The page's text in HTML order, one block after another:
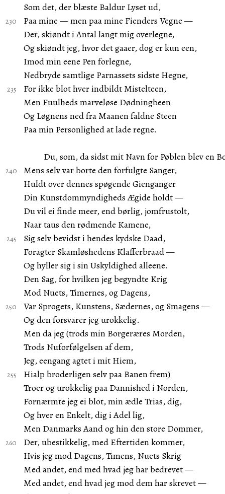
Som det, der blæste Baldur Lyset ud,
Paa mine — men paa mine Fienders Vegne —
Der, skiøndt i Antal langt mig overlegne,
Og skiøndt jeg, hvor det gaaer, dog er kun een,
Imod min eene Pen forlegne,
Nedbryde samtlige Parnassets sidste Hegne,
For ikke blot hver indbildt Mistelteen,
Men Fuulheds marveløse Dødningbeen
Og Løgnens ned fra Maanen faldne Steen
Paa min Personlighed at lade regne.
Du, som, da sidst mit Navn for Pøblen blev en
Mens selv var borte den forfulgte Sanger,
Huldt over dennes spøgende Gienganger
Din Kunstdommyndigheds Ægide holdt —
Du vil ei finde meer, end børlig, jomfrustolt,
Naar taus den rødmende Kamene,
Sig selv bevidst i hendes kydske Daad,
Foragter Skamløshedens Klafferbraad —
Og hyller sig i sin Uskyldighed alleene.
Den Sag, for hvilken jeg begyndte Krig
Mod Nuets, Timernes, og Dagens,
Var Sprogets, Kunstens, Sædernes, og Smagens —
Og den forsvarer jeg urokkelig.
Men da jeg (trods min Borgeræres Morden,
Trods Nuforfølgelsen af dem,
Jeg, eengang agtet i mit Hiem,
Hialp broderligen selv paa Banen frem)
Troer og urokkelig paa Dannished i Norden,
Fornærmte jeg ei blot, min ædle Trias, dig,
Og hver en Enkelt, dig i Adel lig,
Men Danmarks Aand og hin den store Dommer,
Der, ubestikkelig, med Eftertiden kommer,
Hvis jeg mod Dagens, Timens, Nuets Skrig
Med andet, end med hvad jeg har bedrevet —
Med andet, end hvad jeg mod dem har skrevet —